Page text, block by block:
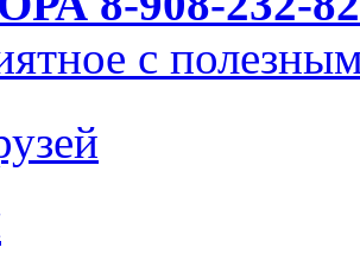
с